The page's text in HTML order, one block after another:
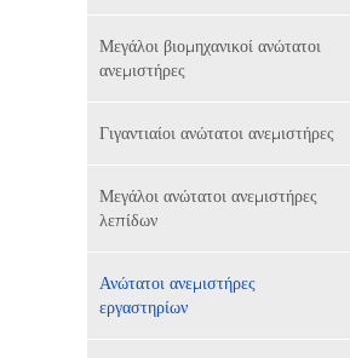
Μεγάλοι βιομηχανικοί ανώτατοι
ανεμιστήρες
Γιγαντιαίοι ανώτατοι ανεμιστήρες
Μεγάλοι ανώτατοι ανεμιστήρες
λεπίδων
Ανώτατοι ανεμιστήρες
εργαστηρίων